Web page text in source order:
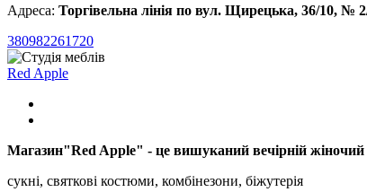
Адреса: Торгівельна лінія по вул. Щирецька, 36/10, №
380982261720
Red Apple
Магазин"Red Apple" - це вишуканий вечірній жіночий
сукні, cвяткові костюми, комбінезони, біжутерія